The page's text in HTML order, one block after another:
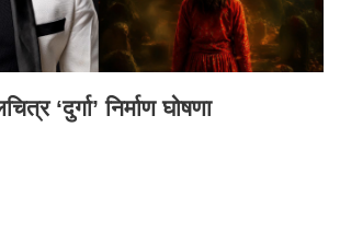
‘दुर्गा’ निर्माण घोषणा